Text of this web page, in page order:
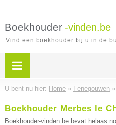
Boekhouder -vinden.be
Vind een boekhouder bij u in de
U bent nu hier: Home » Henegouwen »
Boekhouder Merbes le
Boekhouder-vinden.be bevat helaas